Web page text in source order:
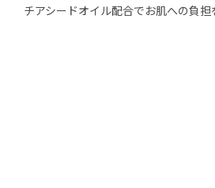
チアシードオイル配合でお肌への負担